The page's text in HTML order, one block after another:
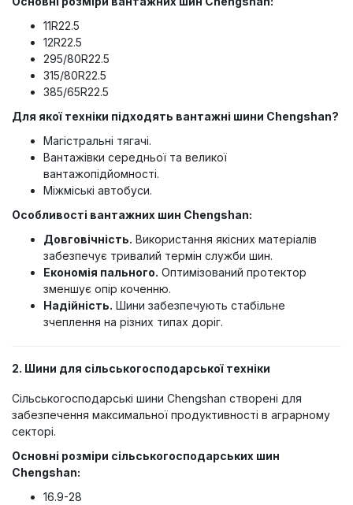
11R22.5
12R22.5
295/80R22.5
315/80R22.5
385/65R22.5
Для якої техніки підходять вантажні шини Chengshan?
Магістральні тягачі.
Вантажівки середньої та великої
вантажопідйомності.
Міжміські автобуси.
Особливості вантажних шин Chengshan:
Довговічність. Використання якісних матеріалів
забезпечує тривалий термін служби шин.
Економія пального. Оптимізований протектор
зменшує опір коченню.
Надійність. Шини забезпечують стабільне
зчеплення на різних типах доріг.
2. Шини для сільськогосподарської техніки
Сільськогосподарські шини Chengshan створені для
забезпечення максимальної продуктивності в аграрному
секторі.
Основні розміри сільськогосподарських шин
Chengshan:
16.9-28